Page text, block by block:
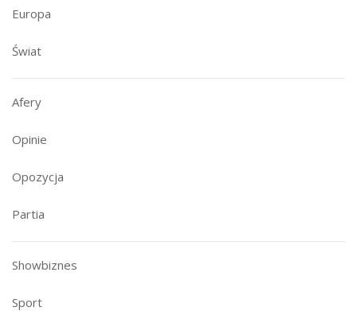
Europa
Świat
Afery
Opinie
Opozycja
Partia
Showbiznes
Sport